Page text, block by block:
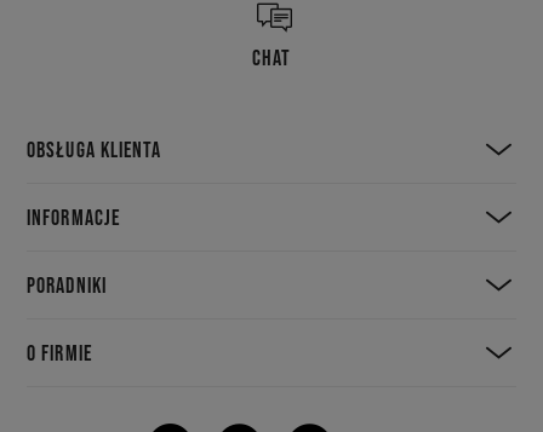
CHAT
OBSŁUGA KLIENTA
INFORMACJE
PORADNIKI
O FIRMIE